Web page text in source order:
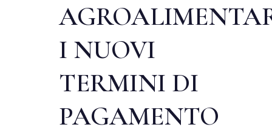
I NUOVI
TERMINI DI
PAGAMENTO